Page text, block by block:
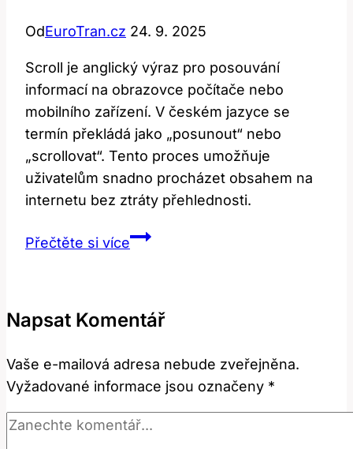
OdEuroTran.cz 24. 9. 2025
Scroll je anglický výraz pro posouvání
informací na obrazovce počítače nebo
mobilního zařízení. V českém jazyce se
termín překládá jako „posunout“ nebo
„scrollovat“. Tento proces umožňuje
uživatelům snadno procházet obsahem na
internetu bez ztráty přehlednosti.
Přečtěte si víceScroll:
znamená?
český
překlad
Napsat Komentář
Vaše e-mailová adresa nebude zveřejněna.
Vyžadované informace jsou označeny *